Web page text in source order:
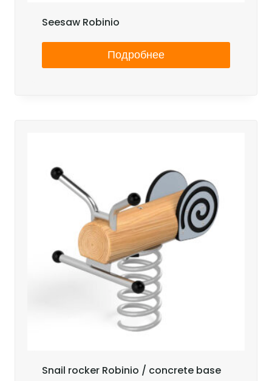
Seesaw Robinio
Подробнее
Snail rocker Robinio / concrete base